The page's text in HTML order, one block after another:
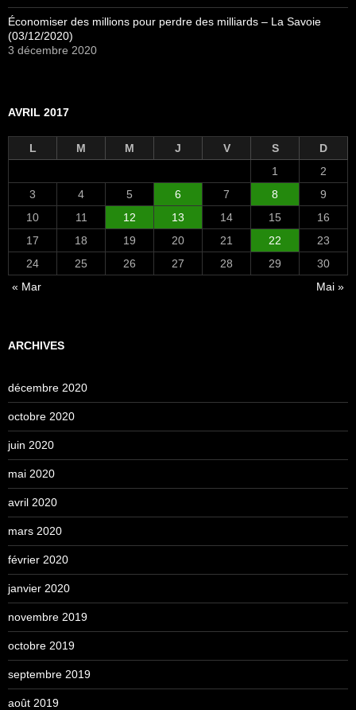
Économiser des millions pour perdre des milliards – La Savoie
(03/12/2020)
3 décembre 2020
AVRIL 2017
L M M J V S
D
1
2
3
4 5 6 7 8
9
10
11 12 13 14 15
16
17
18 19 20 21 22
23
24
25 26 27 28 29
30
« Mar
Mai »
ARCHIVES
décembre 2020
octobre 2020
juin 2020
mai 2020
avril 2020
mars 2020
février 2020
janvier 2020
novembre 2019
octobre 2019
septembre 2019
août 2019